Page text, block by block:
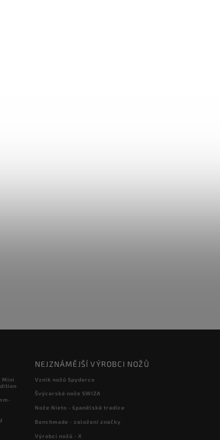
Mini
NEJZNÁMĚJŠÍ VÝROBCI NOŽŮ
Vznik nožů Spyderco
Švýcarské nože SWIZA
Nože Nieto - španělská tradice
Benchmade - založení značky
Výrobci nožů - X